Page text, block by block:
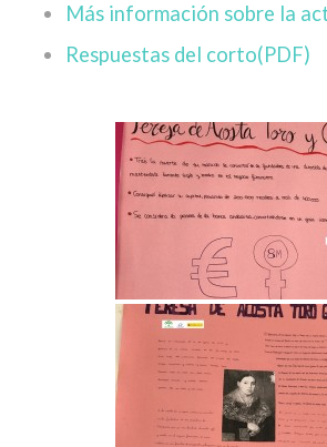
Más información sobre la
Respuestas del corto(PDF)